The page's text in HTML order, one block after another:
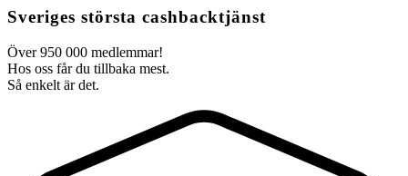
Sveriges största cashbacktjänst
Över 950 000 medlemmar!
Hos oss får du tillbaka mest.
Så enkelt är det.